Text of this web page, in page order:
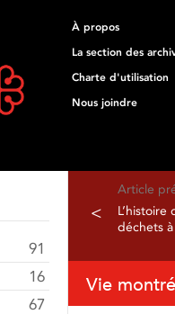
À propos
La section des
Charte d'utilisation
Nous joindre
Article
<
L’histoire
déchets
Vie
91
16
67